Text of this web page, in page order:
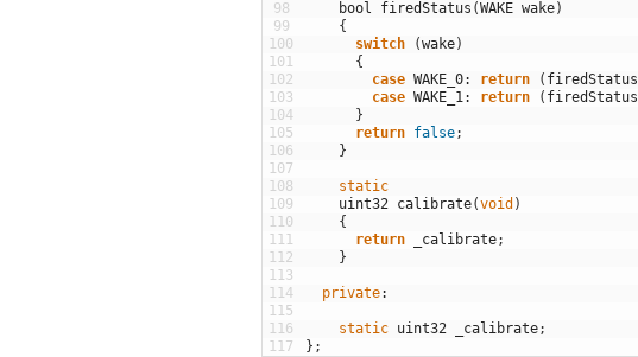
98
99
100
101
102
103
104
105
106
107
108
109
110
111
112
113
114
115
116
117
bool
firedStatus (WAKE wake)
{
switch
(wake)
{
case WAKE_0: return ( firedStatus
case WAKE_1: return ( firedStatus
}
return false;
}
static
uint32 calibrate(void )
{
return
_calibrate;
}
private:
static uint32 _calibrate;
} ;